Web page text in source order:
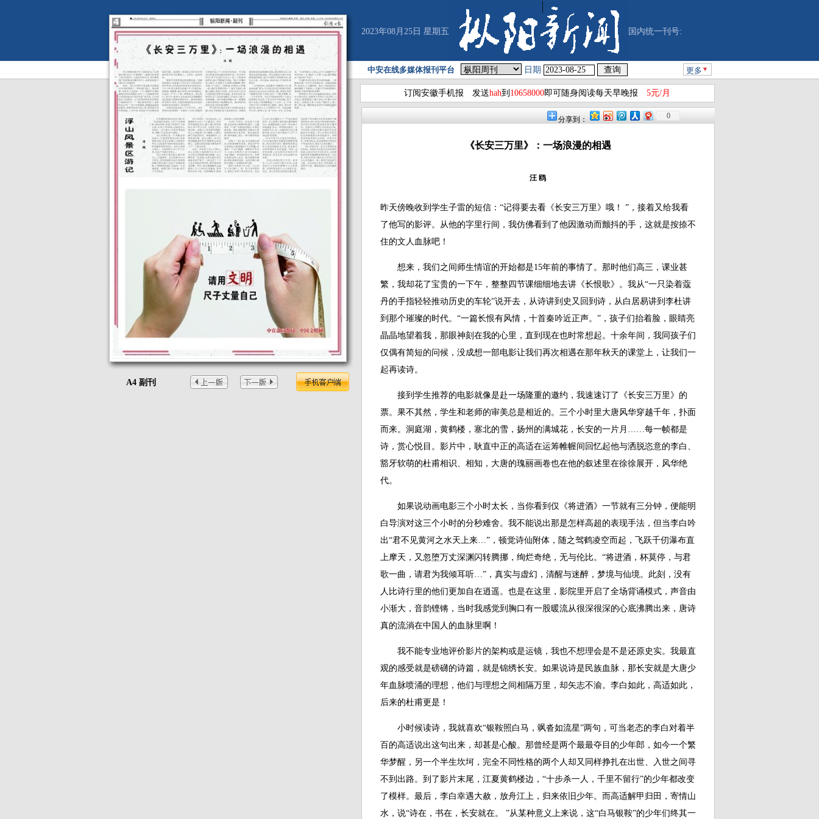
A4 副刊
2023年08月25日 星期五 国内统一刊号:
中安在线多媒体报刊平台 日期 更多
订阅安徽手机报 发送hah到 10658000即可随身阅读每天早晚报 5元/月
分享到： 0
《长安三万里》：一场浪漫的相遇
汪 鸥
昨天傍晚收到学生子雷的短信：“记得要去看《长安三万里》哦！ ”，接着又给我看
了他写的影评。从他的字里行间，我仿佛看到了他因激动而颤抖的手，这就是按捺不
住的文人血脉吧！
想来，我们之间师生情谊的开始都是15年前的事情了。那时他们高三，课业甚
繁，我却花了宝贵的一下午，整整四节课细细地去讲《长恨歌》。我从“一只染着蔻
丹的手指轻轻推动历史的车轮”说开去，从诗讲到史又回到诗，从白居易讲到李杜讲
到那个璀璨的时代。“一篇长恨有风情，十首秦吟近正声。”，孩子们抬着脸，眼睛亮
晶晶地望着我，那眼神刻在我的心里，直到现在也时常想起。十余年间，我同孩子们
仅偶有简短的问候，没成想一部电影让我们再次相遇在那年秋天的课堂上，让我们一
起再读诗。
接到学生推荐的电影就像是赴一场隆重的邀约，我速速订了《长安三万里》的
票。果不其然，学生和老师的审美总是相近的。三个小时里大唐风华穿越千年，扑面
而来。洞庭湖，黄鹤楼，塞北的雪，扬州的满城花，长安的一片月……每一帧都是
诗，赏心悦目。影片中，耿直中正的高适在运筹帷幄间回忆起他与洒脱恣意的李白、
豁牙软萌的杜甫相识、相知，大唐的瑰丽画卷也在他的叙述里在徐徐展开，风华绝
代。
如果说动画电影三个小时太长，当你看到仅《将进酒》一节就有三分钟，便能明
白导演对这三个小时的分秒难舍。我不能说出那是怎样高超的表现手法，但当李白吟
出“君不见黄河之水天上来…”，顿觉诗仙附体，随之驾鹤凌空而起，飞跃千仞瀑布直
上摩天，又忽堕万丈深渊闪转腾挪，绚烂奇绝，无与伦比。“将进酒，杯莫停，与君
歌一曲，请君为我倾耳听…”，真实与虚幻，清醒与迷醉，梦境与仙境。此刻，没有
人比诗行里的他们更加自在逍遥。也是在这里，影院里开启了全场背诵模式，声音由
小渐大，音韵铿锵，当时我感觉到胸口有一股暖流从很深很深的心底沸腾出来，唐诗
真的流淌在中国人的血脉里啊！
我不能专业地评价影片的架构或是运镜，我也不想理会是不是还原史实。我最直
观的感受就是磅礴的诗篇，就是锦绣长安。如果说诗是民族血脉，那长安就是大唐少
年血脉喷涌的理想，他们与理想之间相隔万里，却矢志不渝。李白如此，高适如此，
后来的杜甫更是！
小时候读诗，我就喜欢“银鞍照白马，飒沓如流星”两句，可当老态的李白对着半
百的高适说出这句出来，却甚是心酸。那曾经是两个最最夺目的少年郎，如今一个繁
华梦醒，另一个半生坎坷，完全不同性格的两个人却又同样挣扎在出世、入世之间寻
不到出路。到了影片末尾，江夏黄鹤楼边，“十步杀一人，千里不留行”的少年都改变
了模样。最后，李白幸遇大赦，放舟江上，归来依旧少年。而高适解甲归田，寄情山
水，说“诗在，书在，长安就在。 ”从某种意义上来说，这“白马银鞍”的少年们终其一